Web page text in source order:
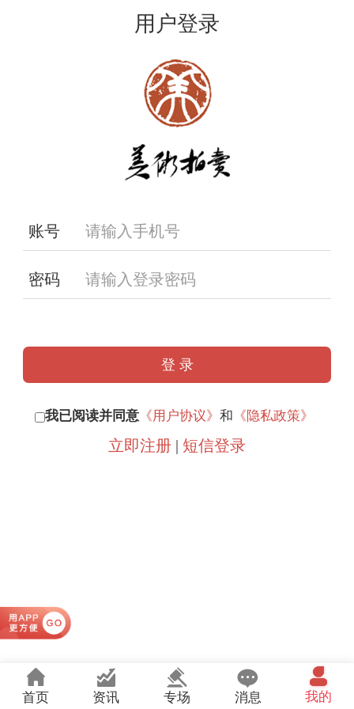
用户登录
账号
密码
我已阅读并同意 《用户协议》 和 《隐私政策》
立即注册 短信登录
首页 资讯 专场 消息 我的